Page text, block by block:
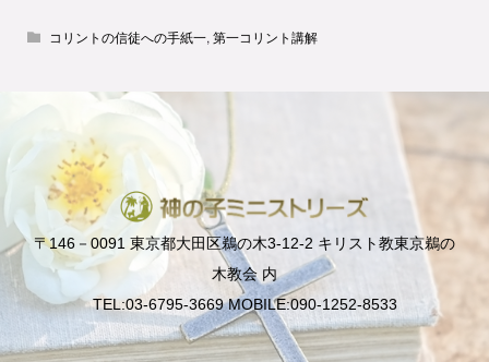
コリントの信徒への手紙一, 第一コリント講解
〒146－0091 東京都大田区鵜の木3-12-2 キリスト教東京鵜の
木教会 内
TEL:03-6795-3669 MOBILE:090-1252-8533